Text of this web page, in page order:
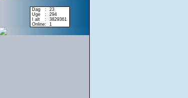
Dag
Uge
I alt
Online
:
:
:
:
23
294
3829361
1